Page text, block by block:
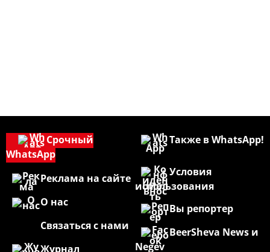
Также в WhatsApp!
Условия
использования
Вы репортер
BeerSheva News и
Negev
Срочный
WhatsApp
Реклама на сайте
О нас
Связаться с нами
Журнал